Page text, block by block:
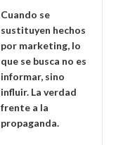
Cuando se
sustituyen hechos
por marketing, lo
que se busca no es
informar, sino
influir. La verdad
frente a la
propaganda.